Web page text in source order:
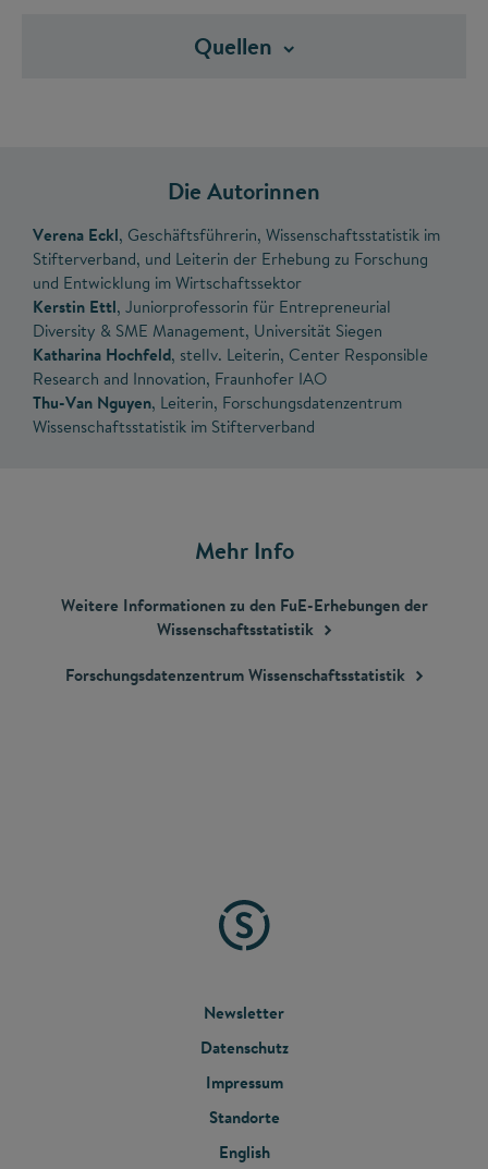
Quellen
Die Autorinnen
Verena Eckl, Geschäftsführerin, Wissenschaftsstatistik im
Stifterverband, und Leiterin der Erhebung zu Forschung
und Entwicklung im Wirtschaftssektor
Kerstin Ettl, Juniorprofessorin für Entrepreneurial
Diversity & SME Management, Universität Siegen
Katharina Hochfeld, stellv. Leiterin, Center Responsible
Research and Innovation, Fraunhofer IAO
Thu-Van Nguyen, Leiterin, Forschungsdatenzentrum
Wissenschaftsstatistik im Stifterverband
Mehr Info
Weitere Informationen zu den FuE-Erhebungen der
Wissenschaftsstatistik
ForschungsdatenzentrumWissenschaftsstatistik
FOOTER
MENU
Newsletter
Datenschutz
Impressum
Standorte
English